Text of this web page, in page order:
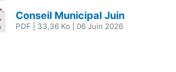
Conseil Municipal Juin
PDF | 33,36 Ko | 06 Juin 2026